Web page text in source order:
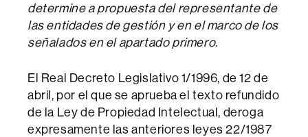
determine a propuesta del representante de
las entidades de gestión y en el marco de los
señalados en el apartado primero.
El Real Decreto Legislativo 1/1996, de 12 de
abril, por el que se aprueba el texto refundido
de la Ley de Propiedad Intelectual, deroga
expresamente las anteriores leyes 22/1987